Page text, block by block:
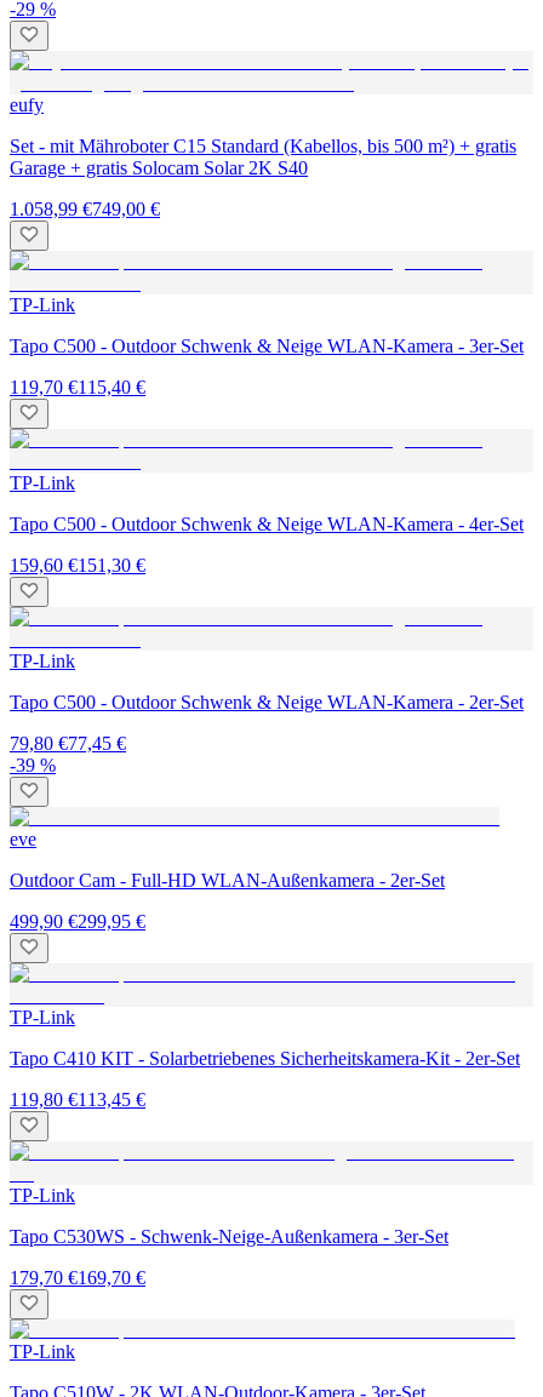
-29 %
eufy
Set - mit Mähroboter C15 Standard (Kabellos, bis 500 m²) + gratis
Garage + gratis Solocam Solar 2K S40
1.058,99 €749,00 €
TP-Link
Tapo C500 - Outdoor Schwenk & Neige WLAN-Kamera - 3er-Set
119,70 €115,40 €
TP-Link
Tapo C500 - Outdoor Schwenk & Neige WLAN-Kamera - 4er-Set
159,60 €151,30 €
TP-Link
Tapo C500 - Outdoor Schwenk & Neige WLAN-Kamera - 2er-Set
79,80 €77,45 €
-39 %
eve
Outdoor Cam - Full-HD WLAN-Außenkamera - 2er-Set
499,90 €299,95 €
TP-Link
Tapo C410 KIT - Solarbetriebenes Sicherheitskamera-Kit - 2er-Set
119,80 €113,45 €
TP-Link
Tapo C530WS - Schwenk-Neige-Außenkamera - 3er-Set
179,70 €169,70 €
TP-Link